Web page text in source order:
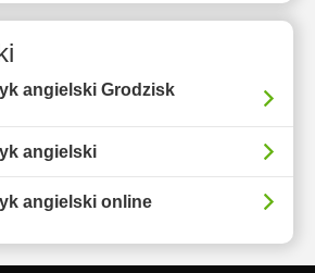
angielski Grodzisk
angielski
angielski online